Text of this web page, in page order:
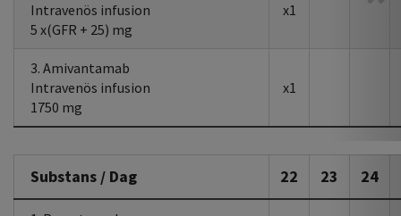
Intravenös infusion
5 x(GFR + 25) mg
x1
3. Amivantamab
Intravenös infusion
1750 mg
x1
Substans / Dag 22 23 24